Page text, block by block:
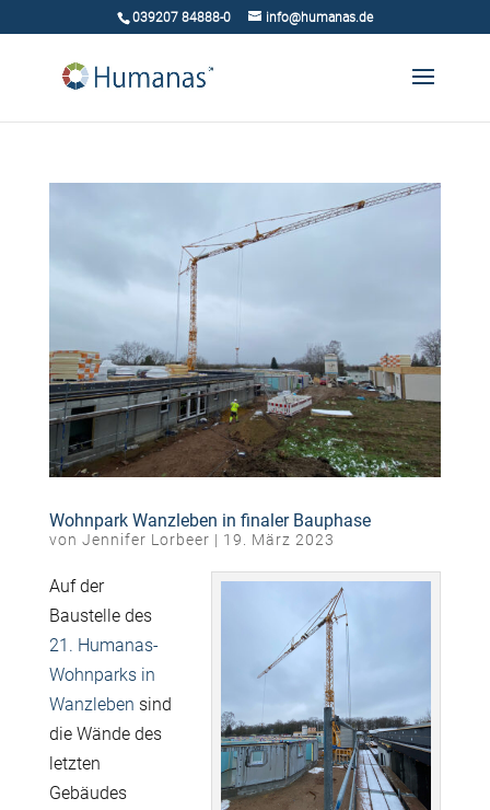
039207 84888-0 info@humanas.de
Wohnpark Wanzleben in finaler Bauphase
von Jennifer Lorbeer | 19. März 2023
Auf der
Baustelle des
21. Humanas-
Wohnparks in
Wanzleben sind
die Wände des
letzten
Gebäudes